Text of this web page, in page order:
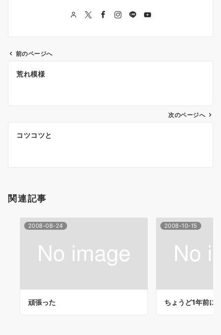
投
ゲ
シ
ン
前のページへ
荒れ模様
次のページへ
コツコツと
関連記事
2008-08-24
頑張った
2008-10-15
ちょうど1年前に